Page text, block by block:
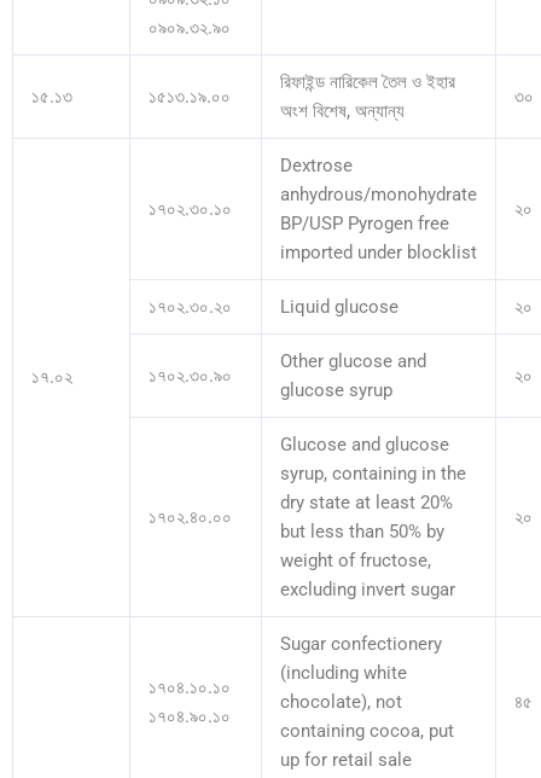
০৯০৯.৩২.৯০
১৫.১৩ ১৫১৩.১৯.০০
রিফাইন্ড নারিকেল তৈল ও ইহার
অংশ বিশেষ, অন্যান্য
৩০
১৭.০২
১৭০২.৩০.১০
Dextrose
anhydrous/monohydrate
BP/USP Pyrogen free
imported under blocklist
২০
১৭০২.৩০.২০ Liquid glucose ২০
১৭০২.৩০.৯০
Other glucose and
glucose syrup
২০
১৭০২.৪০.০০
Glucose and glucose
syrup, containing in the
dry state at least 20%
but less than 50% by
weight of fructose,
excluding invert sugar
২০
১৭০৪.১০.১০
১৭০৪.৯০.১০
Sugar confectionery
(including white
chocolate), not
containing cocoa, put
up for retail sale
৪৫